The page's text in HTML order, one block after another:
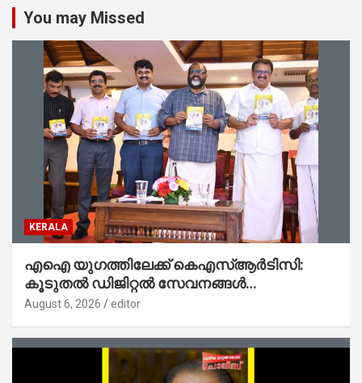
You may Missed
KERALA
എഐ യുഗത്തിലേക്ക് കെഎസ്ആർടിസി:
കൂടുതൽ ഡിജിറ്റൽ സേവനങ്ങൾ
ജനങ്ങളിലേക്കെത്തിക്കും – മന്ത്രി സി പി
August 6, 2026 editor